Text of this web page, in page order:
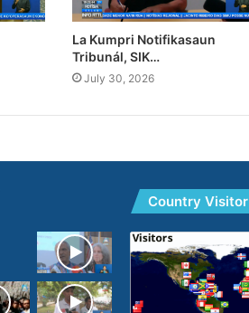
La Kumpri Notifikasaun
Tribunál, SIK…
July 30, 2026
Country Visitor